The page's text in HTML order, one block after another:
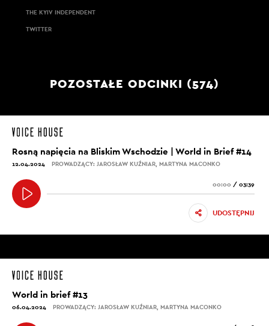
THE KYIV INDEPENDENT
TWITTER
POZOSTAŁE ODCINKI (574)
Rosną napięcia na Bliskim Wschodzie | World in Brief #14
12.04.2024 PROWADZĄCY: JAROSŁAW KUŹNIAR, MARTYNA MACONKO
00:00 / 03:39
UDOSTĘPNIJ
World in brief #13
06.04.2024 PROWADZĄCY: JAROSŁAW KUŹNIAR, MARTYNA MACONKO